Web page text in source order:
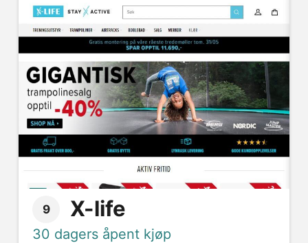
9 X-life
30 dagers åpent kjøp